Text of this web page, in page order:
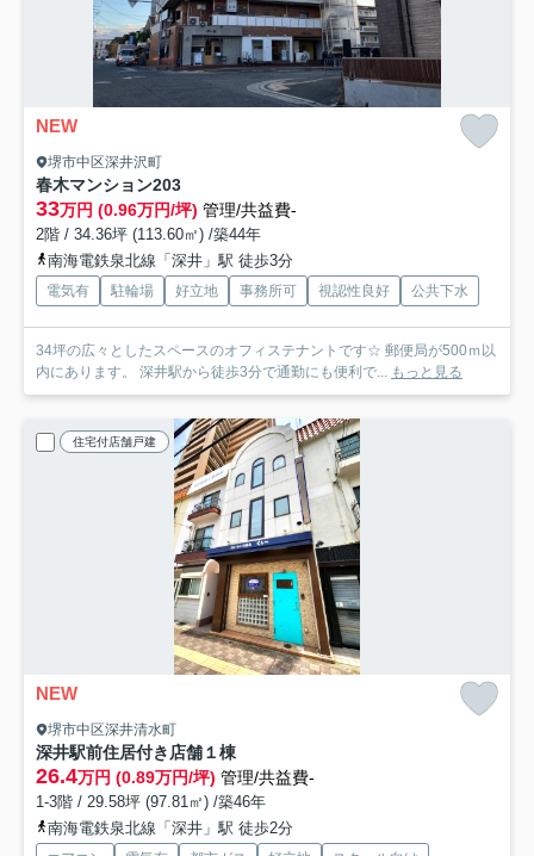
NEW
堺市中区深井沢町
春木マンション203
33万円 (0.96万円/坪) 管理/共益費-
2階 / 34.36坪 (113.60㎡) /築44年
南海電鉄泉北線「深井」駅 徒歩3分
電気有 駐輪場 好立地 事務所可 視認性良好 公共下水
34坪の広々としたスペースのオフィステナントです☆ 郵便局が500ｍ以
内にあります。 深井駅から徒歩3分で通勤にも便利で... もっと見る
住宅付店舗戸建
NEW
堺市中区深井清水町
深井駅前住居付き店舗１棟
26.4万円 (0.89万円/坪) 管理/共益費-
1-3階 / 29.58坪 (97.81㎡) /築46年
南海電鉄泉北線「深井」駅 徒歩2分